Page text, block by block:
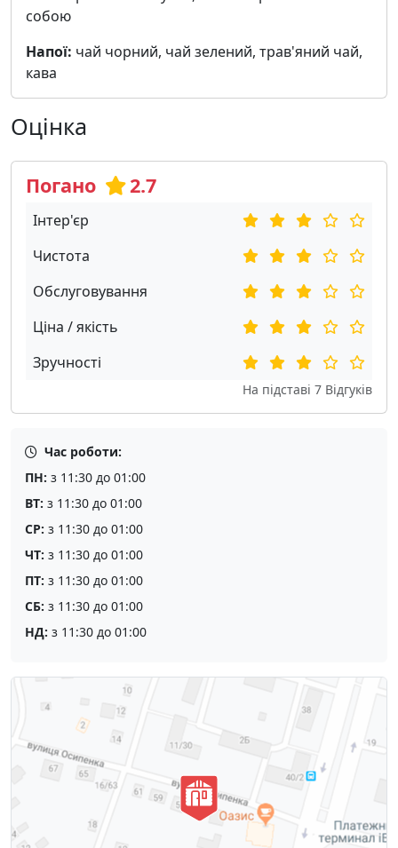
собою
Напої: чай чорний, чай зелений, трав'яний чай,
кава
Оцінка
Погано 2.7
Інтер'єр
Чистота
Обслуговування
Ціна / якість
Зручності
На підставі 7 Відгуків
Час роботи:
ПН: з 11:30 до 01:00
ВТ: з 11:30 до 01:00
СР: з 11:30 до 01:00
ЧТ: з 11:30 до 01:00
ПТ: з 11:30 до 01:00
СБ: з 11:30 до 01:00
НД: з 11:30 до 01:00